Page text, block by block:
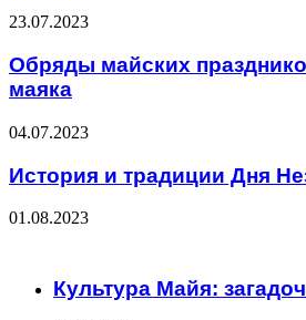
23.07.2023
Обряды майских
маяка
04.07.2023
История и традиции Дня
01.08.2023
Культура Майя: